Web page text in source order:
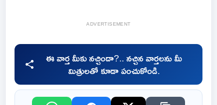
ADVERTISEMENT
ఈ వార్త మీకు నచ్చిందా?.. నచ్చిన వార్తలను మీ
మిత్రులతో కూడా పంచుకోండి.